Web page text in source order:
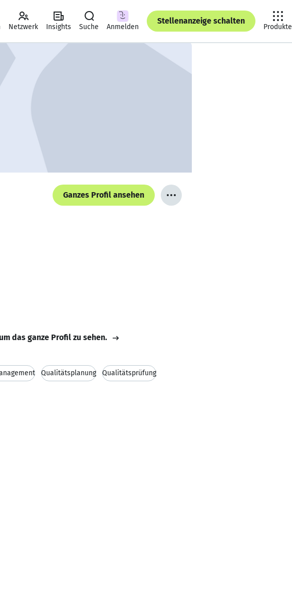
Netzwerk Insights Suche Anmelden
Stellenanzeige schalten
Produkte
Ganzes Profil ansehen
das ganze Profil zu sehen.
Qualitätsplanung Qualitätsprüfung